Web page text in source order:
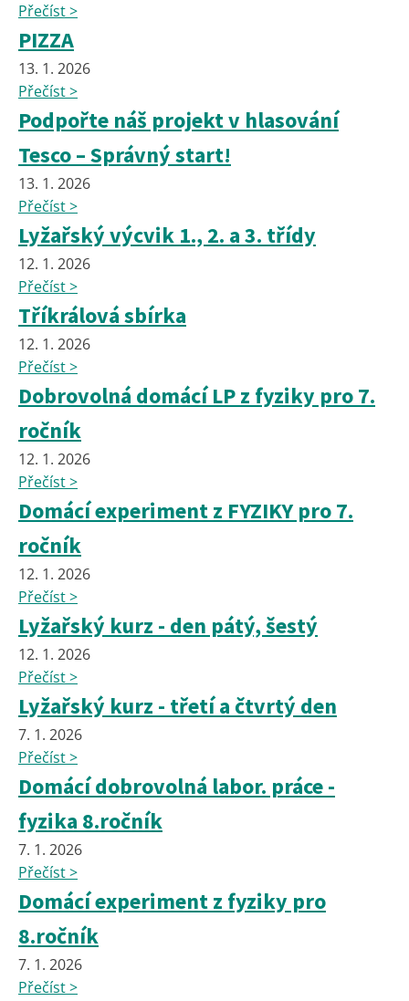
Přečíst >
PIZZA
13. 1. 2026
Přečíst >
Podpořte náš projekt v hlasování
Tesco – Správný start!
13. 1. 2026
Přečíst >
Lyžařský výcvik 1., 2. a 3. třídy
12. 1. 2026
Přečíst >
Tříkrálová sbírka
12. 1. 2026
Přečíst >
Dobrovolná domácí LP z fyziky pro 7.
ročník
12. 1. 2026
Přečíst >
Domácí experiment z FYZIKY pro 7.
ročník
12. 1. 2026
Přečíst >
Lyžařský kurz - den pátý, šestý
12. 1. 2026
Přečíst >
Lyžařský kurz - třetí a čtvrtý den
7. 1. 2026
Přečíst >
Domácí dobrovolná labor. práce -
fyzika 8.ročník
7. 1. 2026
Přečíst >
Domácí experiment z fyziky pro
8.ročník
7. 1. 2026
Přečíst >